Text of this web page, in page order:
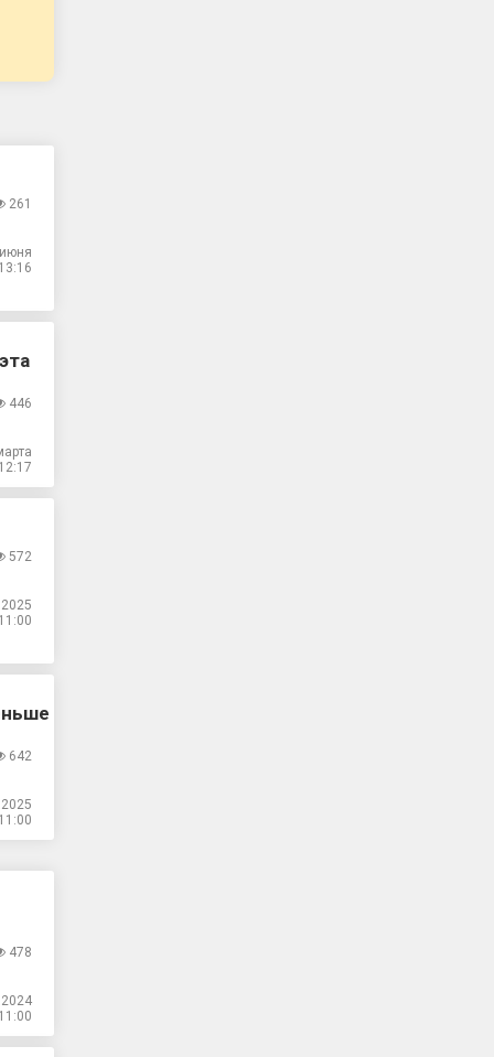
261
13:16
446
12:17
572
11:00
642
11:00
478
11:00